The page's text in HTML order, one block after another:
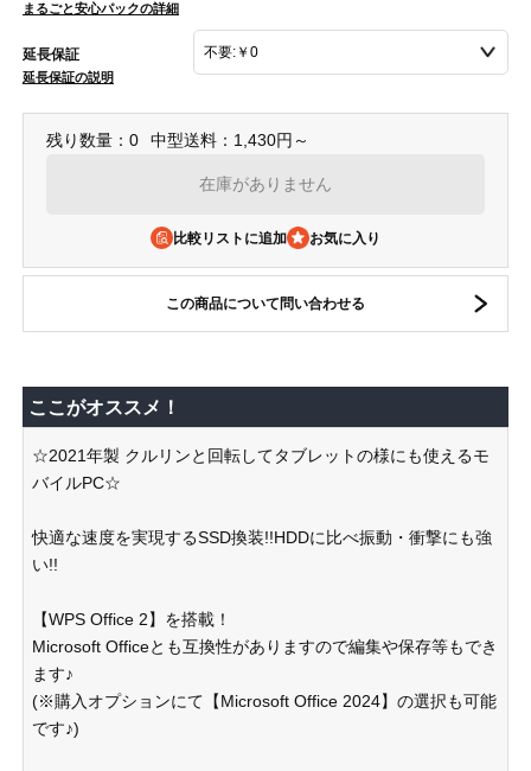
まるごと安心パックの詳細
延長保証
延長保証の説明
残り数量：0 中型送料：1,430円～
在庫がありません
比較リストに追加
この商品について問い合わせる
ここがオススメ！
☆2021年製 クルリンと回転してタブレットの様にも使えるモ
バイルPC☆
快適な速度を実現するSSD換装!!HDDに比べ振動・衝撃にも強
い!!
【WPS Office 2】を搭載！
Microsoft Officeとも互換性がありますので編集や保存等もでき
ます♪
(※購入オプションにて【Microsoft Office 2024】の選択も可能
です♪)